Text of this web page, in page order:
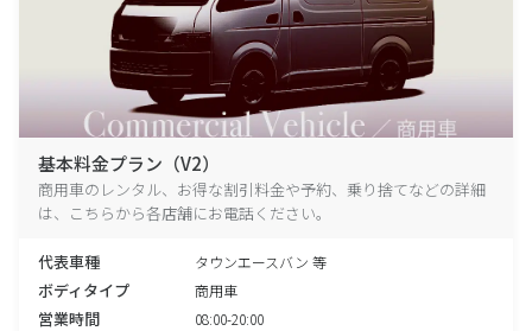
基本料金プラン（V2）
商用車のレンタル、お得な割引料金や予約、乗り捨てなどの詳細
は、こちらから各店舗にお電話ください。
代表車種 タウンエースバン 等
ボディタイプ 商用車
営業時間 08:00-20:00